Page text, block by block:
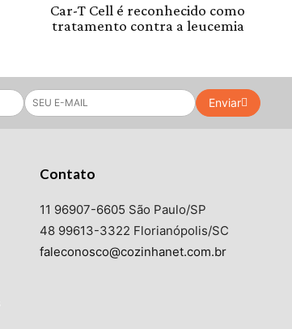
Car-T Cell é reconhecido como
tratamento contra a leucemia
Enviar
Contato
11 96907-6605 São Paulo/SP
48 99613-3322 Florianópolis/SC
faleconosco@cozinhanet.com.br